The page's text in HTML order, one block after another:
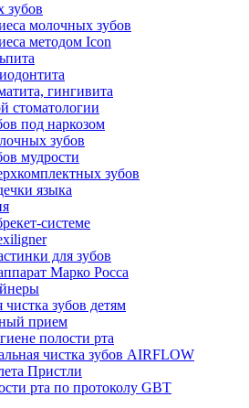
зубов
молочных зубов
методом Icon
гингивита
стоматологии
под наркозом
зубов
мудрости
зубов
языка
системе
для зубов
Марко Росса
зубов детям
прием
полости рта
чистка зубов AIRFLOW
Пристли
рта по протоколу GBT